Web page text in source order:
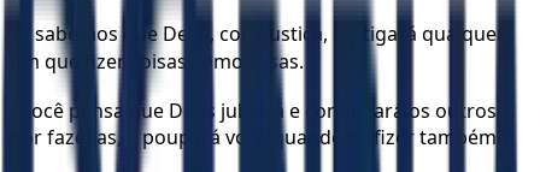
E sabemos que Deus, com justiça, castigará qualquer
um que fizer coisas como essas.
Você pensa que Deus julgará e condenará os outros
por fazê-las, e poupará você quando as fizer também?